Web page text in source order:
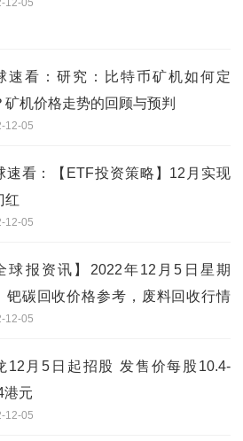
速看：研究：比特币矿机如何定
矿机价格走势的回顾与预判
12-05
速看：【ETF投资策略】12月实现
红
12-05
球报资讯】2022年12月5日星期
钯碳回收价格参考，废料回收行情
分享
12-05
12月5日起招股 发售价每股10.4-
港元
12-05